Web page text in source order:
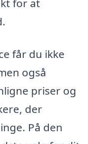
for at
får du ikke
også
priser og
der
På den